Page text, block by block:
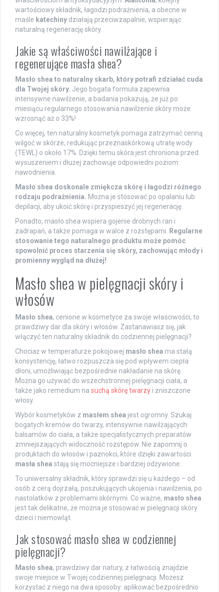
wartościowy składnik, łagodzi podrażnienia, a obecne w
maśle katechiny działają przeciwzapalnie, wspierając
naturalną regenerację skóry.
Jakie są właściwości nawilżające i
regenerujące masła shea?
Masło shea to naturalny skarb, który potrafi zdziałać cuda
dla Twojej skóry. Jego bogata formuła zapewnia
intensywne nawilżenie, a badania pokazują, że już po
miesiącu regularnego stosowania nawilżenie skóry może
wzrosnąć aż o 33%!
Co więcej, ten naturalny kosmetyk pomaga zatrzymać cenną
wilgoć w skórze, redukując przeznaskórkową utratę wody
(TEWL) o około 17%. Dzięki temu skóra jest chroniona przed
wysuszeniem i dłużej zachowuje odpowiedni poziom
nawodnienia.
Masło shea doskonale zmiękcza skórę i łagodzi różnego
rodzaju podrażnienia. Można je stosować po opalaniu lub
depilacji, aby ukoić skórę i przyspieszyć jej regenerację.
Ponadto, masło shea wspiera gojenie drobnych ran i
zadrapań, a także pomaga w walce z rozstępami. Regularne
stosowanie tego naturalnego produktu może pomóc
spowolnić proces starzenia się skóry, zachowując młody i
promienny wygląd na dłużej!
Masło shea w pielęgnacji skóry i
włosów
Masło shea, cenione w kosmetyce za swoje właściwości, to
prawdziwy dar dla skóry i włosów. Zastanawiasz się, jak
włączyć ten naturalny składnik do codziennej pielęgnacji?
Chociaż w temperaturze pokojowej masło shea ma stałą
konsystencję, łatwo rozpuszcza się pod wpływem ciepła
dłoni, umożliwiając bezpośrednie nakładanie na skórę.
Można go używać do wszechstronnej pielęgnacji ciała, a
także jako remedium na suchą skórę twarzy i zniszczone
włosy.
Wybór kosmetyków z masłem shea jest ogromny. Szukaj
bogatych kremów do twarzy, intensywnie nawilżających
balsamów do ciała, a także specjalistycznych preparatów
zmniejszających widoczność rozstępów. Nie zapomnij o
produktach do włosów i paznokci, które dzięki zawartości
masła shea stają się mocniejsze i bardziej odżywione.
To uniwersalny składnik, który sprawdzi się u każdego – od
osób z cerą dojrzałą, poszukujących ukojenia i nawilżenia, po
nastolatków z problemami skórnymi. Co ważne, masło shea
jest tak delikatne, że można je stosować w pielęgnacji skóry
dzieci i niemowląt.
Jak stosować masło shea w codziennej
pielęgnacji?
Masło shea, prawdziwy dar natury, z łatwością znajdzie
swoje miejsce w Twojej codziennej pielęgnacji. Możesz
korzystać z niego na dwa sposoby: aplikować bezpośrednio